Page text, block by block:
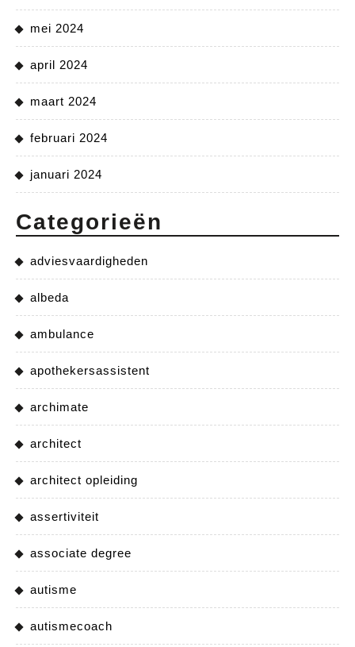
mei 2024
april 2024
maart 2024
februari 2024
januari 2024
Categorieën
adviesvaardigheden
albeda
ambulance
apothekersassistent
archimate
architect
architect opleiding
assertiviteit
associate degree
autisme
autismecoach